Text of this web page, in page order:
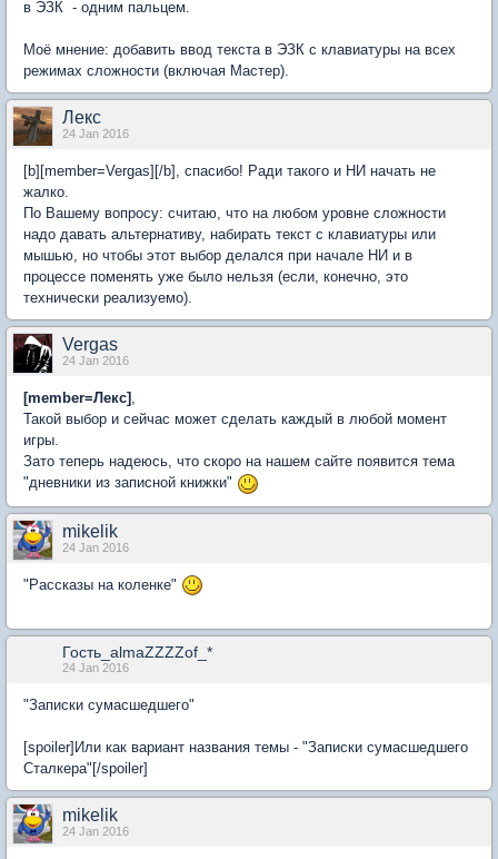
в ЭЗК - одним пальцем.
Моё мнение: добавить ввод текста в ЭЗК с клавиатуры на всех
режимах сложности (включая Мастер).
Лекс
24 Jan 2016
[b][member=Vergas][/b], спасибо! Ради такого и НИ начать не
жалко.
По Вашему вопросу: считаю, что на любом уровне сложности
надо давать альтернативу, набирать текст с клавиатуры или
мышью, но чтобы этот выбор делался при начале НИ и в
процессе поменять уже было нельзя (если, конечно, это
технически реализуемо).
Vergas
24 Jan 2016
[member=Лекс] ,
Такой выбор и сейчас может сделать каждый в любой момент
игры.
Зато теперь надеюсь, что скоро на нашем сайте появится тема
"дневники из записной книжки"
mikelik
24 Jan 2016
"Рассказы на коленке"
Гость_almaZZZZof_*
24 Jan 2016
"Записки сумасшедшего"
[spoiler]Или как вариант названия темы - "Записки сумасшедшего
Сталкера"[/spoiler]
mikelik
24 Jan 2016